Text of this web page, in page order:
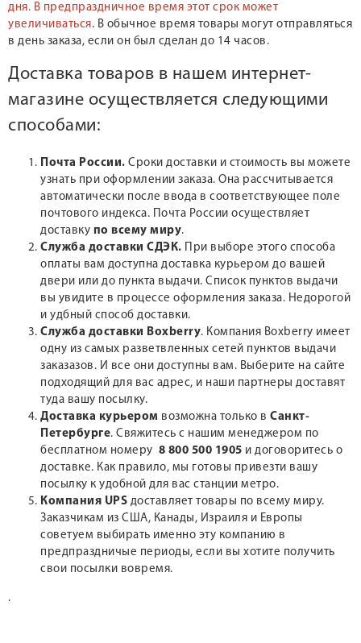
дня. В предпраздничное время этот срок может
увеличиваться. В обычное время товары могут отправляться
в день заказа, если он был сделан до 14 часов.
Доставка товаров в нашем интернет-
магазине осуществляется следующими
способами:
Почта России. Сроки доставки и стоимость вы можете
узнать при оформлении заказа. Она рассчитывается
автоматически после ввода в соответствующее поле
почтового индекса. Почта России осуществляет
доставку по всему миру.
Служба доставки СДЭК. При выборе этого способа
оплаты вам доступна доставка курьером до вашей
двери или до пункта выдачи. Список пунктов выдачи
вы увидите в процессе оформления заказа. Недорогой
и удбный способ доставки.
Служба доставки Boxberry. Компания Boxberry имеет
одну из самых разветвленных сетей пунктов выдачи
заказазов. И все они доступны вам. Выберите на сайте
подходящий для вас адрес, и наши партнеры доставят
туда вашу посылку.
Доставка курьером возможна только в Санкт-
Петербурге. Свяжитесь с нашим менеджером по
бесплатном номеру 8 800 500 1905 и договоритесь о
доставке. Как правило, мы готовы привезти вашу
посылку к удобной для вас станции метро.
Компания UPS доставляет товары по всему миру.
Заказчикам из США, Канады, Израиля и Европы
советуем выбирать именно эту компанию в
предпраздничые периоды, если вы хотите получить
свои посылки вовремя.
.